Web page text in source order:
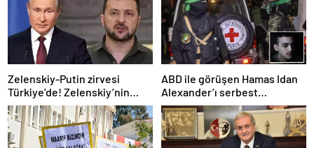
Zelenskiy-Putin zirvesi
Türkiye’de! Zelenskiy’nin
çağrısı dünya basınında
ABD ile görüşen Hamas Idan
Alexander’ı serbest
bırakacak! Türkiye’ye
teşekkür…